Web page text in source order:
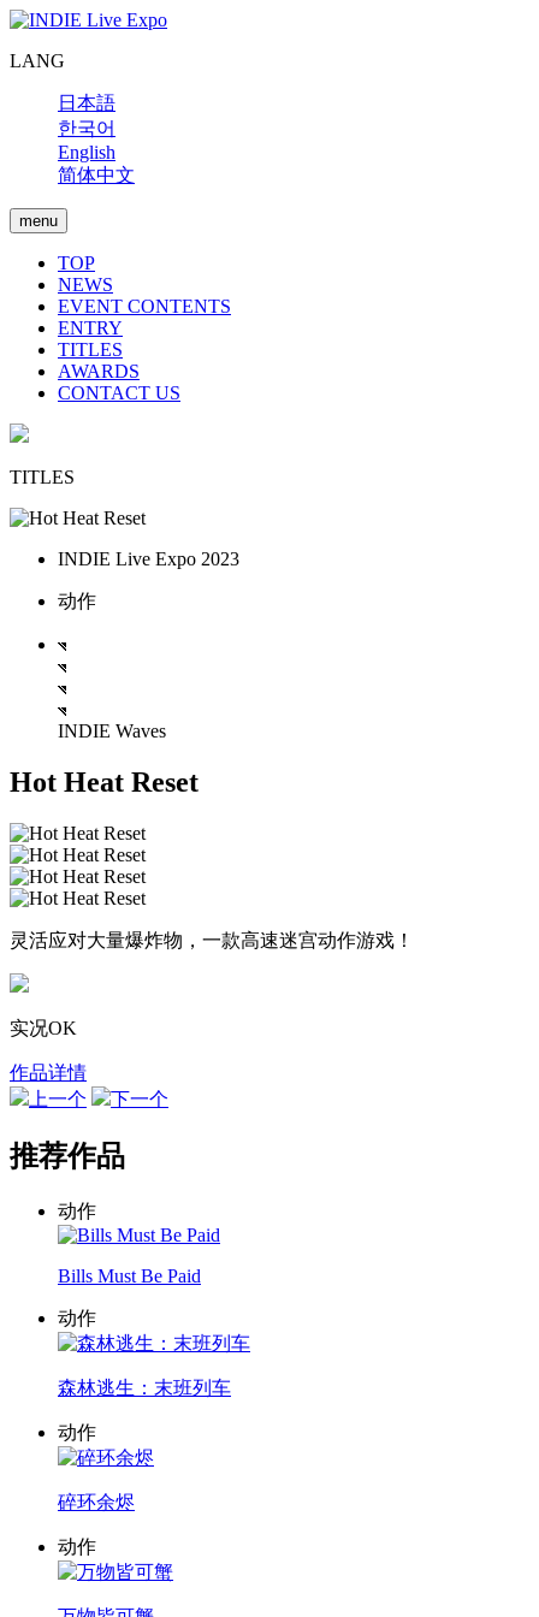
LANG
日本語
한국어
English
简体中文
menu
TOP
NEWS
EVENT CONTENTS
ENTRY
TITLES
AWARDS
CONTACT US
TITLES
INDIE Live Expo 2023
动作
INDIE Waves
Hot Heat Reset
灵活应对大量爆炸物，一款高速迷宫动作游戏！
实况OK
作品详情
上一个
下一个
推荐作品
动作
Bills Must Be Paid
动作
森林逃生：末班列车
动作
碎环余烬
动作